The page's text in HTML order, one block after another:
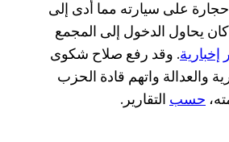
على سيارته مما أدى إلى
كان يحاول الدخول إلى المجمع
إخبارية. وقد رفع صلاح شكوى
واتهم قادة الحزب
حسبالتقارير.